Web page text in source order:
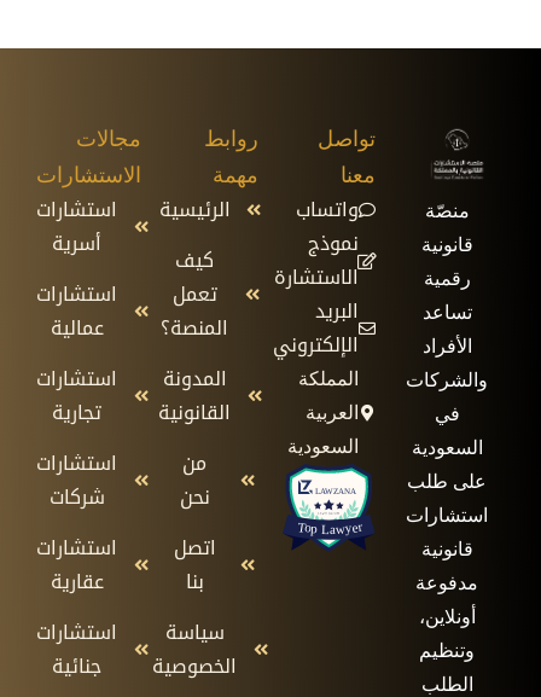
منصّة
قانونية
رقمية
تساعد
الأفراد
والشركات
في
السعودية
على طلب
استشارات
قانونية
مدفوعة
أونلاين،
وتنظيم
الطلب
روابط
مهمة
الرئيسية
كيف
تعمل
المنصة؟
المدونة
القانونية
من
نحن
اتصل
بنا
سياسة
الخصوصية
مجالات
الاستشارات
استشارات
أسرية
استشارات
عمالية
استشارات
تجارية
استشارات
شركات
استشارات
عقارية
استشارات
جنائية
تواصل
معنا
واتساب
نموذج
الاستشارة
البريد
الإلكتروني
المملكة
العربية
السعودية